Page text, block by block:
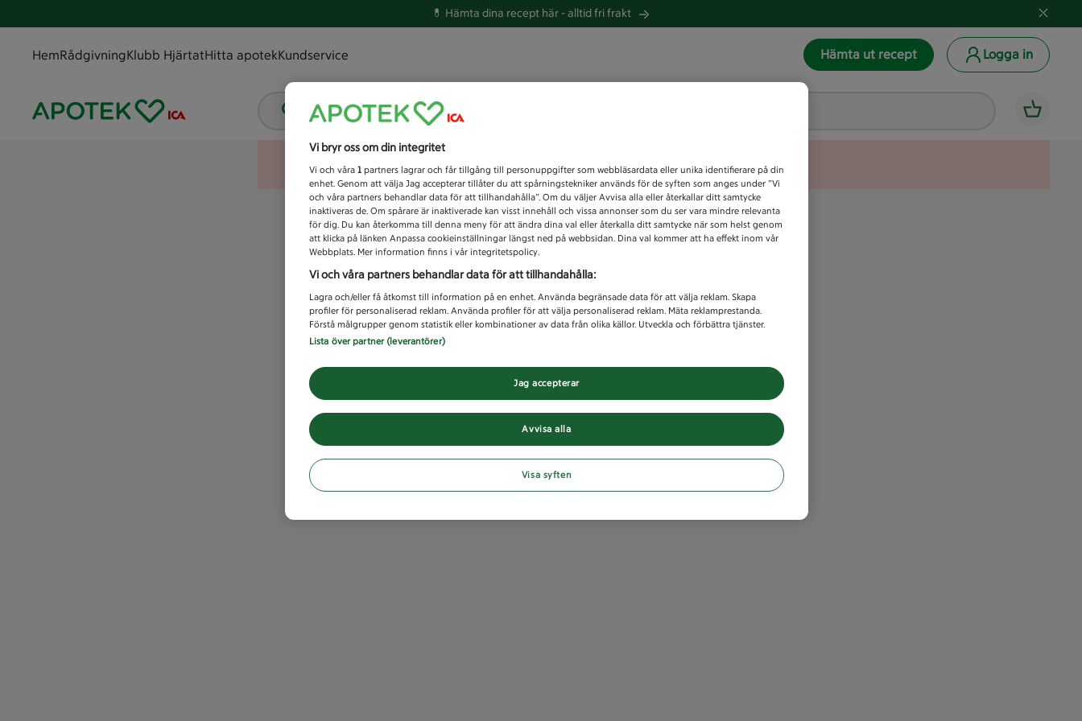
💊 Hämta dina recept här -alltid fri frakt
HemRådgivningKlubb HjärtatHitta apotekKundservice Hämta ut recept Logga in
Vad letar du efter idag?
Unknown error
Vi bryr oss om din integritet
Vi och våra 1 partners lagrar och får tillgång till personuppgifter som webbläsardata eller unika identifierare på din
enhet. Genom att välja Jag accepterar tillåter du att spårningstekniker används för de syften som anges under ”Vi
och våra partners behandlar data för att tillhandahålla”. Om du väljer Avvisa alla eller återkallar ditt samtycke
inaktiveras de. Om spårare är inaktiverade kan visst innehåll och vissa annonser som du ser vara mindre relevanta
för dig. Du kan återkomma till denna meny för att ändra dina val eller återkalla ditt samtycke när som helst genom
att klicka på länken Anpassa cookieinställningar längst ned på webbsidan. Dina val kommer att ha effekt inom vår
Webbplats. Mer information finns i vår integritetspolicy.
Vi och våra partners behandlar data för att tillhandahålla:
Lagra och/eller få åtkomst till information på en enhet. Använda begränsade data för att välja reklam. Skapa
profiler för personaliserad reklam. Använda profiler för att välja personaliserad reklam. Mäta reklamprestanda.
Förstå målgrupper genom statistik eller kombinationer av data från olika källor. Utveckla och förbättra tjänster.
Lista över partner (leverantörer)
Avvisa alla
Jag accepterar
Visa syften